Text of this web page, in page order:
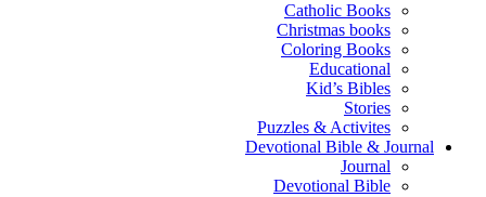
Catholic Books
Christmas books
Coloring Books
Educational
Kid’s Bibles
Stories
Puzzles & Activites
Devotional Bible & Journal
Journal
Devotional Bible